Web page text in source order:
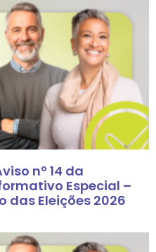
nº 14 da
Especial –
das Eleições 2026